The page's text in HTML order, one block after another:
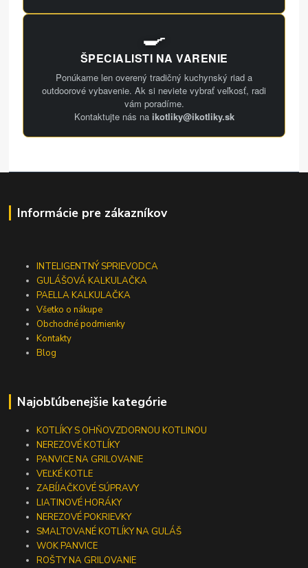
🍳
ŠPECIALISTI NA VARENIE
Ponúkame len overený tradičný kuchynský riad a
outdoorové vybavenie. Ak si neviete vybrať veľkosť, radi
vám poradíme.
Kontaktujte nás na ikotliky@ikotliky.sk
Informácie pre zákazníkov
INTELIGENTNÝ SPRIEVODCA
GULÁŠOVÁ KALKULAČKA
PAELLA KALKULAČKA
Všetko o nákupe
Obchodné podmienky
Kontakty
Blog
Najobľúbenejšie kategórie
KOTLÍKY S OHŇOVZDORNOU KOTLINOU
NEREZOVÉ KOTLÍKY
PANVICE NA GRILOVANIE
VEĽKÉ KOTLE
ZABÍJAČKOVÉ SÚPRAVY
LIATINOVÉ HORÁKY
NEREZOVÉ POKRIEVKY
SMALTOVANÉ KOTLÍKY NA GULÁŠ
WOK PANVICE
ROŠTY NA GRILOVANIE